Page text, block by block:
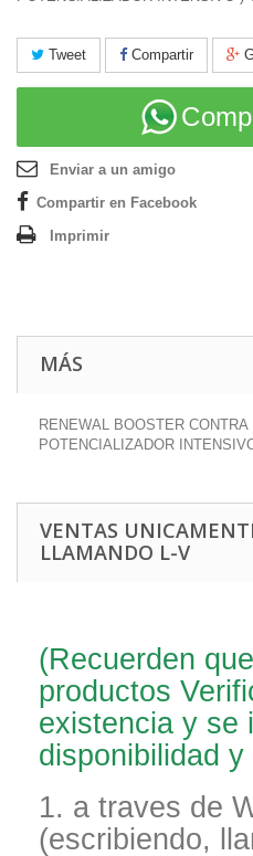
Tweet Compartir
Enviar a un amigo
Compartir en Facebook
Imprimir
MÁS
RENEWAL BOOSTER
POTENCIALIZADOR
VENTAS
LLAMANDO L-V
(Recuerden
productos
existencia y se
disponibilidad y
1. a traves de
(escribiendo,